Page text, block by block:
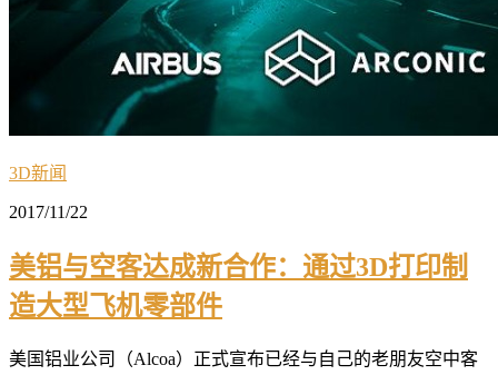
3D新闻
2017/11/22
美铝与空客达成新合作：通过3D打印制
造大型飞机零部件
美国铝业公司（Alcoa）正式宣布已经与自己的老朋友空中客